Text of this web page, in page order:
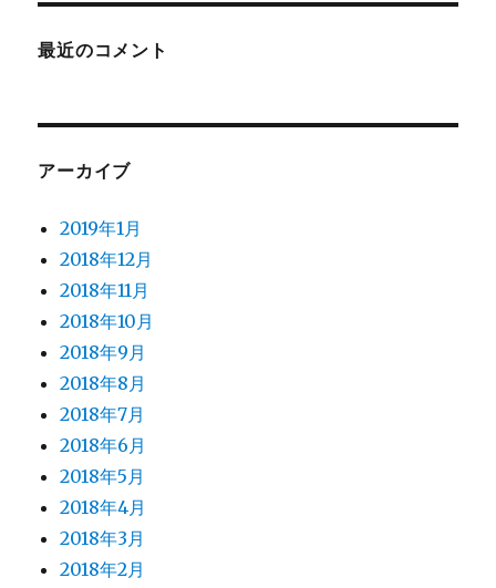
最近のコメント
アーカイブ
2019年1月
2018年12月
2018年11月
2018年10月
2018年9月
2018年8月
2018年7月
2018年6月
2018年5月
2018年4月
2018年3月
2018年2月